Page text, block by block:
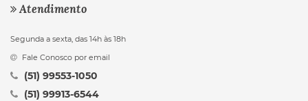
Atendimento
Segunda a sexta, das 14h às 18h
Fale Conosco por email
(51) 99553-1050
(51) 99913-6544